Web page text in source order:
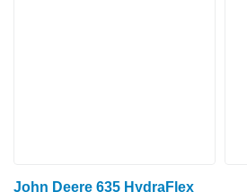
John Deere 635 HydraFlex